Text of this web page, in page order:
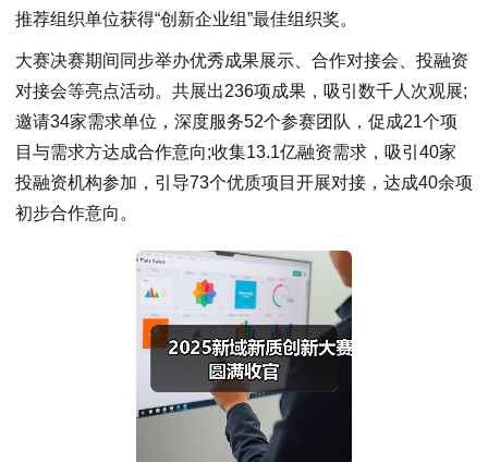
推荐组织单位获得“创新企业组”最佳组织奖。
大赛决赛期间同步举办优秀成果展示、合作对接会、投融资
对接会等亮点活动。共展出236项成果，吸引数千人次观展;
邀请34家需求单位，深度服务52个参赛团队，促成21个项
目与需求方达成合作意向;收集13.1亿融资需求，吸引40家
投融资机构参加，引导73个优质项目开展对接，达成40余项
初步合作意向。